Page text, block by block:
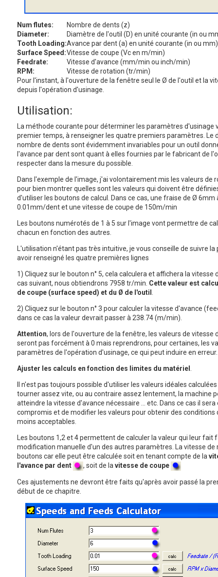
Num flutes:
Nombre de dents (z)
Diameter:
Diamètre de l'outil (D) en unité courante (in ou
Tooth Loading:Avance par dent (a) en unité courante (in ou mm)
Surface Speed:Vitesse de coupe (Vc en m/min)
Feedrate:
Vitesse d'avance (mm/min ou inch/min)
RPM:
Vitesse de rotation (tr/min)
Pour l'instant, à l'ouverture de la fenêtre seul le Ø de l'outil et la
depuis l'opération d'usinage.
Utilisation:
La méthode courante pour déterminer les paramètres d'usinage
premier temps, à renseigner les quatre premiers paramètres. Le
nombre de dents sont évidemment invariables pour un outil
l'avance par dent sont quant à elles fournies par le fabricant de
respecter dans la mesure du possible.
Dans l'exemple de l'image, j'ai volontairement mis les valeurs de
pour bien montrer quelles sont les valeurs qui doivent être
d'utiliser les boutons de calcul. Dans ce cas, une fraise de Ø 6mm
0.01mm/dent et une vitesse de coupe de 150m/min
Les boutons numérotés de 1 à 5 sur l'image vont permettre de
chacun en fonction des autres.
L'utilisation n'étant pas très intuitive, je vous conseille de suivre
avoir renseigné les quatre premières lignes
1) Cliquez sur le bouton n° 5, cela calculera et affichera la vitesse
cas suivant, nous obtiendrons 7958 tr/min. Cette valeur est
de coupe (surface speed) et du Ø de l'outil
2) Cliquez sur le bouton n° 3 pour calculer la vitesse d'avance
dans ce cas la valeur devrait passer à 238.74 (m/min).
Attention, lors de l'ouverture de la fenêtre, les valeurs de vitesse
seront pas forcément à 0 mais reprendrons, pour certaines, les
paramètres de l'opération d'usinage, ce qui peut induire en erreur.
Ajuster les calculs en fonction des limites du matériel
Il n'est pas toujours possible d'utiliser les valeurs idéales
tourner assez vite, ou au contraire assez lentement, la machine
atteindre la vitesse d'avance nécessaire … etc. Dans ce cas il
compromis et de modifier les valeurs pour obtenir des conditions
moins acceptables.
Les boutons 1,2 et 4 permettent de calculer la valeur qui leur fait
modification manuelle d'un des autres paramètres. La vitesse de
boutons car elle peut être calculée soit en tenant compte de la
l'avance par dent
, soit de la vitesse de coupe
Ces ajustements ne devront être faits qu'après avoir passé la
début de ce chapitre.